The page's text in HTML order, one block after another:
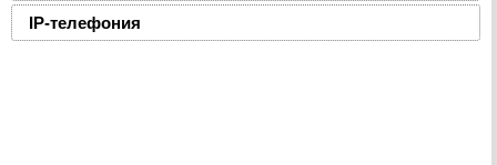
IP-телефония